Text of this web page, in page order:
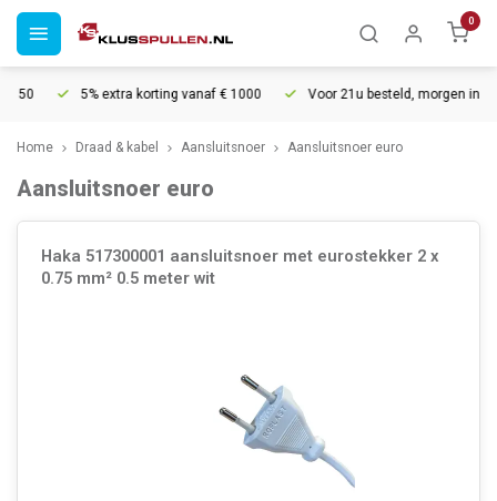
0
5% extra korting vanaf € 1000 Voor 21u besteld, morgen in huis*
Home Draad & kabel Aansluitsnoer Aansluitsnoer euro
Aansluitsnoer euro
Haka 517300001 aansluitsnoer met eurostekker 2 x
0.75 mm² 0.5 meter wit